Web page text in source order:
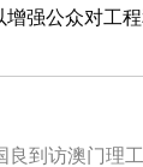
增强公众对工
良到访澳门理